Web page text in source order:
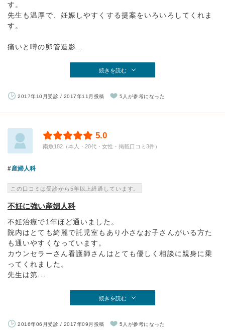
す。
先生も温厚で、妊娠しやすくする提案をいろいろしてくれま
す。
痛いと噂の卵管造影...
続きを読む
2017年10月受診 / 2017年11月投稿 5人が参考になった
5.0
南魚182（本人・20代・女性・掲載口コミ3件）
産婦人科
この口コミは受診から5年以上経過しています。
不妊に強い産婦人科
不妊治療で1年ほど通いました。
院内はとても綺麗で託児室もあり小さなお子さんがいる方た
も通いやすくなっています。
カウンセラーさん看護師さんはとても優しく相談に親身に乗
ってくれました。
先生は第...
続きを読む
2016年06月受診 / 2017年09月投稿 5人が参考になった